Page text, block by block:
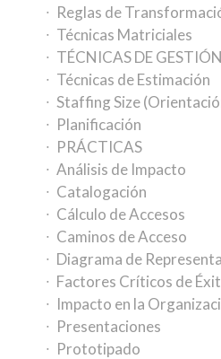
Reglas de
Técnicas Matriciales
TÉCNICAS DE
Técnicas de Estimación
Staffing Size
Planificación
PRÁCTICAS
Análisis de Impacto
Catalogación
Cálculo de Accesos
Caminos de Acceso
Diagrama de
Factores Críticos de
Impacto en la
Presentaciones
Prototipado